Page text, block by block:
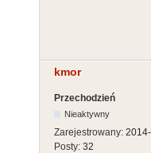
kmor
Przechodzień
Nieaktywny
Zarejestrowany:
Posty: 32